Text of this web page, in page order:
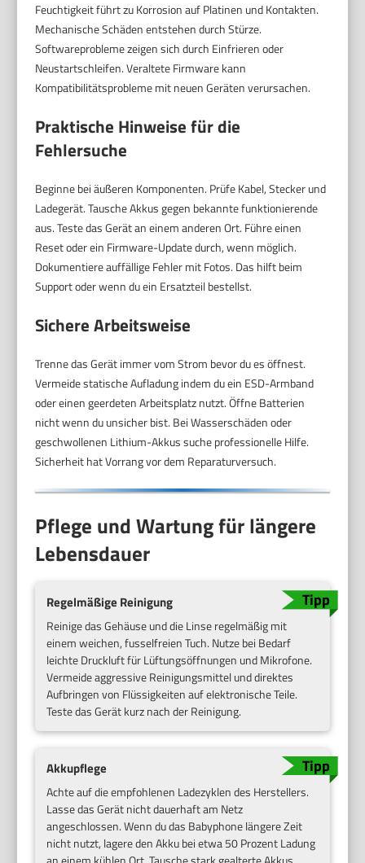
Feuchtigkeit führt zu Korrosion auf Platinen und Kontakten.
Mechanische Schäden entstehen durch Stürze.
Softwareprobleme zeigen sich durch Einfrieren oder
Neustartschleifen. Veraltete Firmware kann
Kompatibilitätsprobleme mit neuen Geräten verursachen.
Praktische Hinweise für die
Fehlersuche
Beginne bei äußeren Komponenten. Prüfe Kabel, Stecker und
Ladegerät. Tausche Akkus gegen bekannte funktionierende
aus. Teste das Gerät an einem anderen Ort. Führe einen
Reset oder ein Firmware-Update durch, wenn möglich.
Dokumentiere auffällige Fehler mit Fotos. Das hilft beim
Support oder wenn du ein Ersatzteil bestellst.
Sichere Arbeitsweise
Trenne das Gerät immer vom Strom bevor du es öffnest.
Vermeide statische Aufladung indem du ein ESD-Armband
oder einen geerdeten Arbeitsplatz nutzt. Öffne Batterien
nicht wenn du unsicher bist. Bei Wasserschäden oder
geschwollenen Lithium-Akkus suche professionelle Hilfe.
Sicherheit hat Vorrang vor dem Reparaturversuch.
Pflege und Wartung für längere
Lebensdauer
Regelmäßige Reinigung
Reinige das Gehäuse und die Linse regelmäßig mit
einem weichen, fusselfreien Tuch. Nutze bei Bedarf
leichte Druckluft für Lüftungsöffnungen und Mikrofone.
Vermeide aggressive Reinigungsmittel und direktes
Aufbringen von Flüssigkeiten auf elektronische Teile.
Teste das Gerät kurz nach der Reinigung.
Akkupflege
Achte auf die empfohlenen Ladezyklen des Herstellers.
Lasse das Gerät nicht dauerhaft am Netz
angeschlossen. Wenn du das Babyphone längere Zeit
nicht nutzt, lagere den Akku bei etwa 50 Prozent Ladung